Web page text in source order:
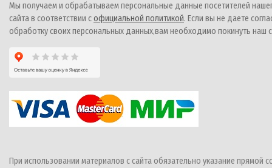
Мы получаем и обрабатываем персональные данные посетителей
сайта в соответствии софициальной политикой. Если вы не даете
обработку своих персональных данных,вам необходимо покинуть наш
При использовании материалов с сайта обязательно указание прямой